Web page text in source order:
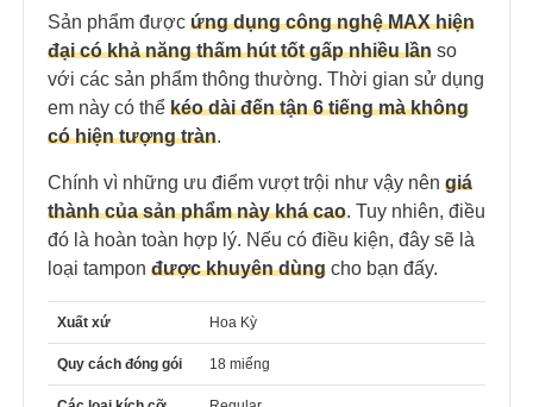
Sản phẩm được ứng dụng công nghệ MAX hiện
đại có khả năng thấm hút tốt gấp nhiều lần so
với các sản phẩm thông thường. Thời gian sử dụng
em này có thể kéo dài đến tận 6 tiếng mà không
có hiện tượng tràn.
Chính vì những ưu điểm vượt trội như vậy nên giá
thành của sản phẩm này khá cao. Tuy nhiên, điều
đó là hoàn toàn hợp lý. Nếu có điều kiện, đây sẽ là
loại tampon được khuyên dùng cho bạn đấy.
Xuất xứ Hoa Kỳ
Quy cách đóng gói 18 miếng